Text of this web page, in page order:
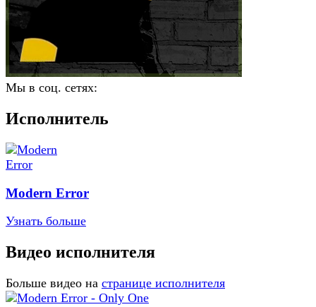
Мы в соц. сетях:
Исполнитель
Modern Error
Узнать больше
Видео исполнителя
Больше видео на странице исполнителя